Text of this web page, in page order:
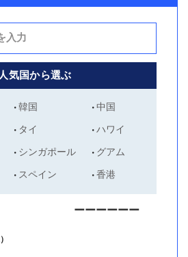
人気国から選ぶ
韓国 中国
タイ ハワイ
シンガポール グアム
スペイン 香港
ーーーーーー